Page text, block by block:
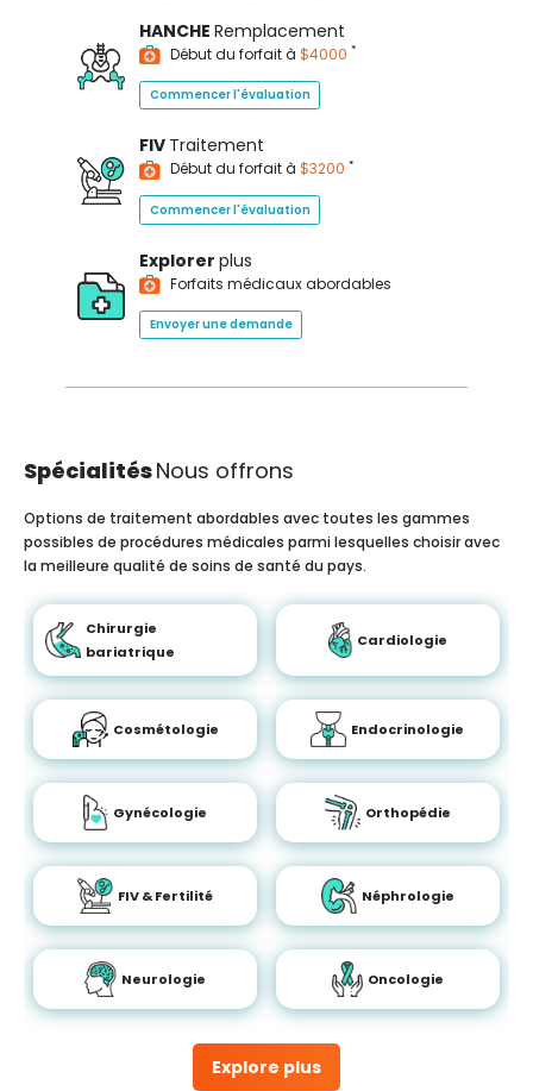
HANCHE Remplacement
Début du forfait à $4000 *
Commencer l'évaluation
FIV Traitement
Début du forfait à $3200 *
Commencer l'évaluation
Explorer plus
Forfaits médicaux abordables
Envoyer une demande
SpécialitésNous offrons
Explore plus
Options de traitement abordables avec toutes les gammes
possibles de procédures médicales parmi lesquelles choisir avec
la meilleure qualité de soins de santé du pays.
Chirurgie
bariatrique
Cardiologie
Cosmétologie Endocrinologie
Gynécologie Orthopédie
FIV & Fertilité Néphrologie
Neurologie Oncologie